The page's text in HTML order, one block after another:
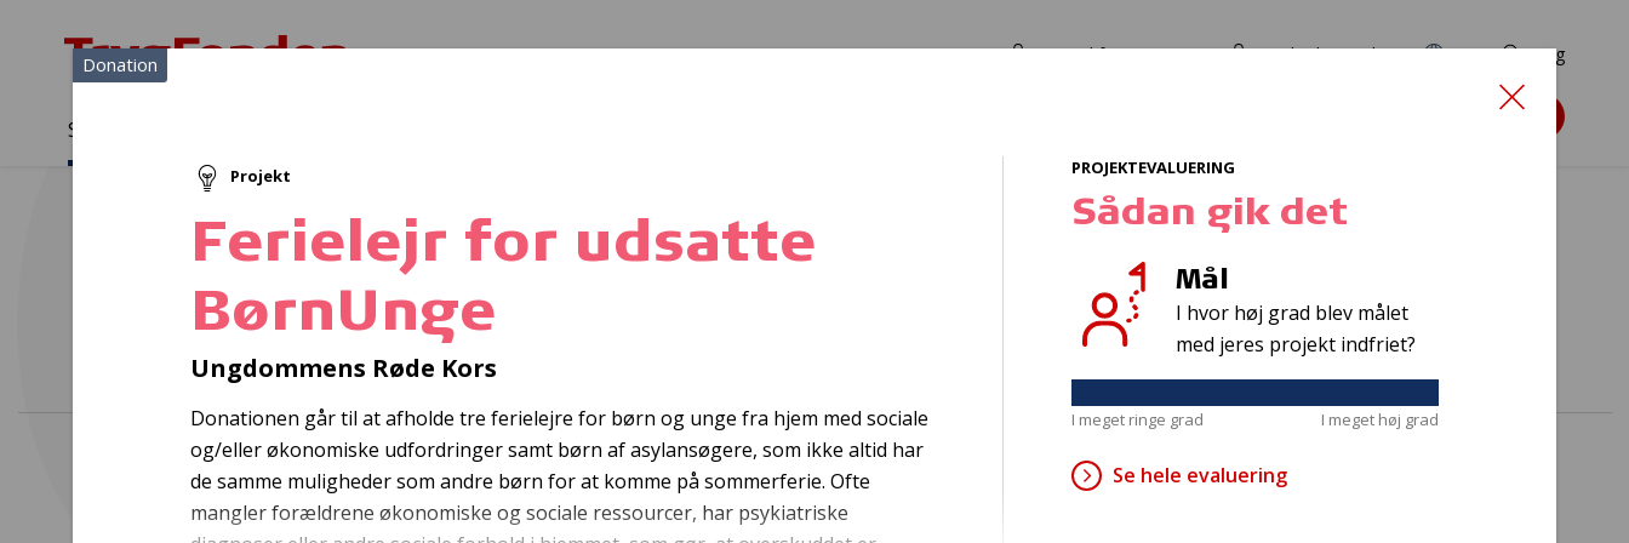
Log ind for ansøgere TryghedsPortalen EN Søg
Sådan støtter vi
Søg støtte
Projekter og donationer
Opstart af kajakafdeling
Donation
Projekt
Ferielejr for udsatte
BørnUnge
Ungdommens Røde Kors
Donationen går til at afholde tre ferielejre for børn og unge fra hjem med sociale
og/eller økonomiske udfordringer samt børn af asylansøgere, som ikke altid har
de samme muligheder som andre børn for at komme på sommerferie. Ofte
mangler forældrene økonomiske og sociale ressourcer, har psykiatriske
PROJEKTEVALUERING
Sådan gik det
Mål
I hvor høj grad blev målet
med jeres projekt indfriet?
I meget ringe grad I meget høj grad
Se hele evaluering